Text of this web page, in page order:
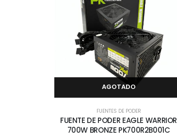
AGOTADO
FUENTES DE PODER
FUENTE DE PODER EAGLE WARRIOR
700W BRONZE PK700R2B001C